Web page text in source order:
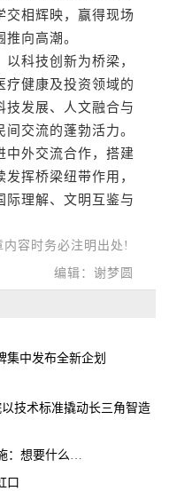
交相辉映，赢得现场
向高潮。
科技创新为桥梁，
疗健康及投资领域的
技发展、人文融合与
交流的蓬勃活力。
中外交流合作，搭建
挥桥梁纽带作用，
际理解、文明互鉴与
内容时务必注明出处!
编辑：谢梦圆
集中发布全新企划
技术标准撬动长三角智造
口